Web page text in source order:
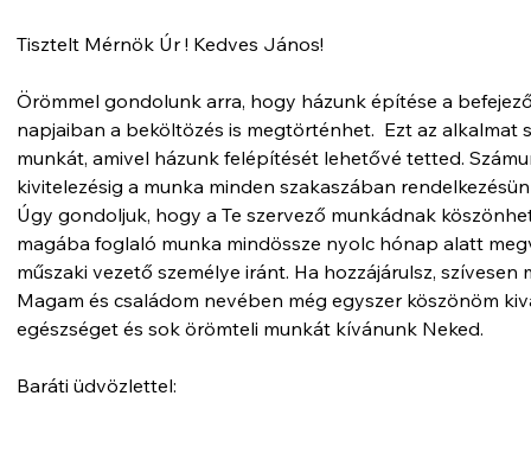
Tisztelt Mérnök Úr ! Kedves János!
Örömmel gondolunk arra, hogy házunk építése a
napjaiban a beköltözés is megtörténhet. Ezt az alkalmat
munkát, amivel házunk felépítését lehetővé tetted.
kivitelezésig a munka minden szakaszában
Úgy gondoljuk, hogy a Te szervező munkádnak
magába foglaló munka mindössze nyolc hónap alatt
műszaki vezető személye iránt. Ha hozzájárulsz,
Magam és családom nevében még egyszer köszönöm
egészséget és sok örömteli munkát kívánunk Neked.
Baráti üdvözlettel: